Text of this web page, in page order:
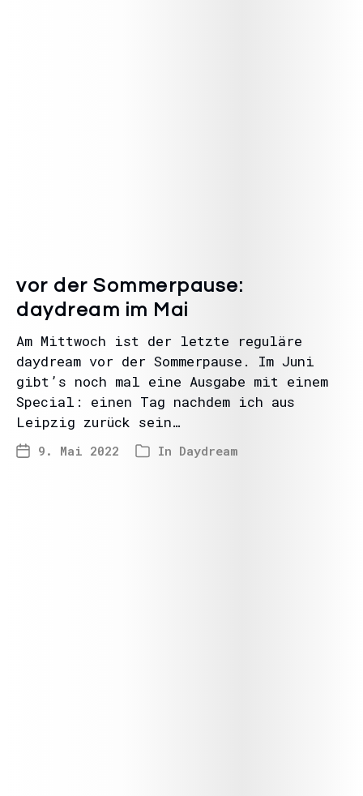
vor der Sommerpause:
daydream im Mai
Am Mittwoch ist der letzte reguläre
daydream vor der Sommerpause. Im Juni
gibt’s noch mal eine Ausgabe mit einem
Special: einen Tag nachdem ich aus
Leipzig zurück sein…
9. Mai 2022 In Daydream